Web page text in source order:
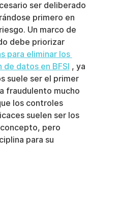
ser deliberado
primero en
Un marco de
debe priorizar
para eliminar los
datos en BFSI , ya
suele ser el primer
fraudulento mucho
los controles
suelen ser los
pero
para su